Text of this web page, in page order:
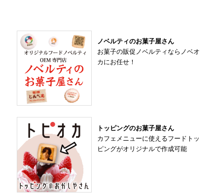
ノベルティのお菓子屋さん
お菓子の販促ノベルティならノベオ
カにお任せ！
トッピングのお菓子屋さん
カフェメニューに使えるフードトッ
ピングがオリジナルで作成可能